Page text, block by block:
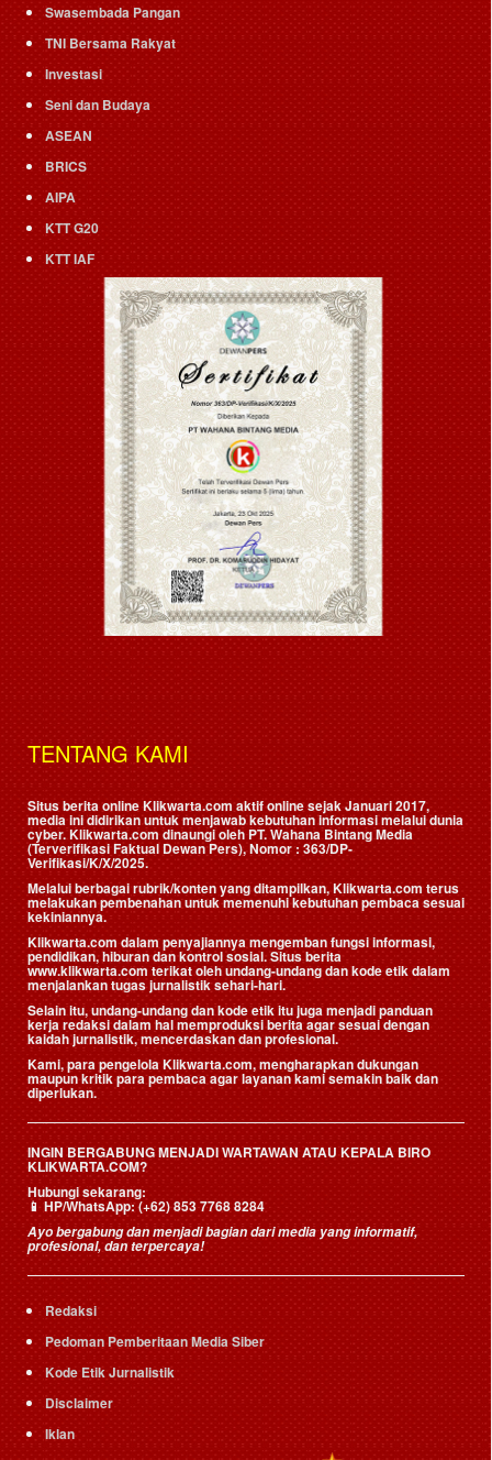
Swasembada Pangan
TNI Bersama Rakyat
Investasi
Seni dan Budaya
ASEAN
BRICS
AIPA
KTT G20
KTT IAF
TENTANG KAMI
Situs berita online Klikwarta.com aktif online sejak Januari 2017,
media ini didirikan untuk menjawab kebutuhan informasi melalui dunia
cyber. Klikwarta.com dinaungi oleh PT. Wahana Bintang Media
(Terverifikasi Faktual Dewan Pers), Nomor : 363/DP-
Verifikasi/K/X/2025.
Melalui berbagai rubrik/konten yang ditampilkan, Klikwarta.com terus
melakukan pembenahan untuk memenuhi kebutuhan pembaca sesuai
kekiniannya.
Klikwarta.com dalam penyajiannya mengemban fungsi informasi,
pendidikan, hiburan dan kontrol sosial. Situs berita
www.klikwarta.com terikat oleh undang-undang dan kode etik dalam
menjalankan tugas jurnalistik sehari-hari.
Selain itu, undang-undang dan kode etik itu juga menjadi panduan
kerja redaksi dalam hal memproduksi berita agar sesuai dengan
kaidah jurnalistik, mencerdaskan dan profesional.
Kami, para pengelola Klikwarta.com, mengharapkan dukungan
maupun kritik para pembaca agar layanan kami semakin baik dan
diperlukan.
INGIN BERGABUNG MENJADI WARTAWAN ATAU KEPALA BIRO
KLIKWARTA.COM?
Hubungi sekarang:
📱HP/WhatsApp:(+62) 853 7768 8284
Ayo bergabung dan menjadi bagian dari media yang informatif,
profesional, dan terpercaya!
Redaksi
Pedoman Pemberitaan Media Siber
Kode Etik Jurnalistik
Disclaimer
Iklan